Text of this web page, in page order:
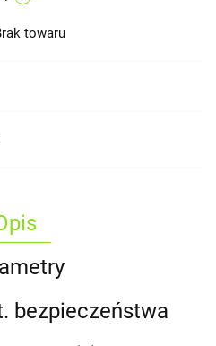
towaru
bezpieczeństwa